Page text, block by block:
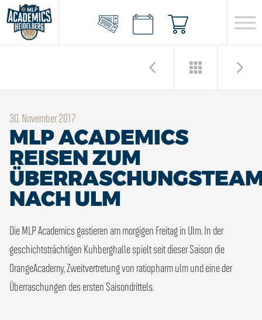
30. November 2017
MLP ACADEMICS
REISEN ZUM
NACH ULM
Die MLP Academics gastieren am morgigen Freitag in Ulm. In der
geschichtsträchtigen Kuhberghalle spielt seit dieser Saison die
OrangeAcademy, Zweitvertretung von ratiopharm ulm und eine der
Überraschungen des ersten Saisondrittels.